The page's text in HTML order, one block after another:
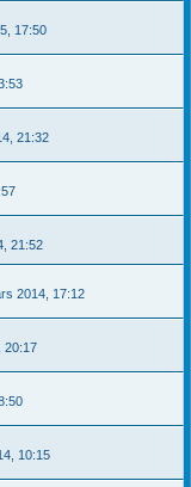
17:50
21:32
21:52
2014, 17:12
20:17
10:15